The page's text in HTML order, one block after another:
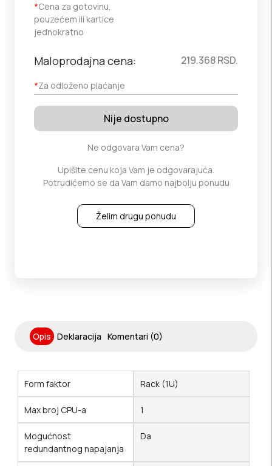
*Cena za gotovinu,
pouzećem ili kartice
jednokratno
Maloprodajna cena:
*Za odloženo plaćanje
219.368RSD.
Nije dostupno
Ne odgovara Vam cena?
Upišite cenu koja Vam je odgovarajuća.
Potrudićemo se da Vam damo najbolju ponudu
Želim drugu ponudu
Opis Deklaracija Komentari (0)
Form faktor Rack (1U)
Max broj CPU-a 1
Mogućnost
redundantnog napajanja
Da